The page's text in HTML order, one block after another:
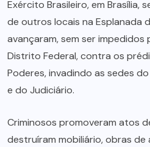
Exército Brasileiro, em Brasília,
de outros locais na Esplanada
avançaram, sem ser impedidos
Distrito Federal, contra os
Poderes, invadindo as sedes
e do Judiciário.
Criminosos promoveram atos
destruíram mobiliário, obras